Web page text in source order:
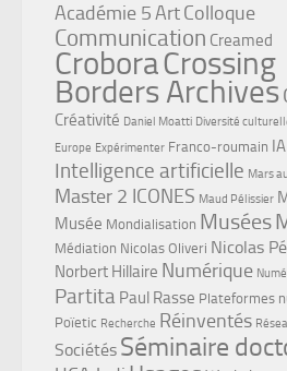
Académie 5ArtColloque
Communication Creamed
CroboraCrossing
Borders Archives
Créativité Daniel Moatti Diversité
Europe Expérimenter Franco-roumain IA
Intelligence artificielle Mars
Master 2 ICONES Maud Pélissier
Musée Mondialisation Musées
Médiation Nicolas Oliveri Nicolas
Norbert Hillaire Numérique
Partita Paul Rasse Plateformes
Poïetic Recherche Réinventés
Sociétés Séminaire